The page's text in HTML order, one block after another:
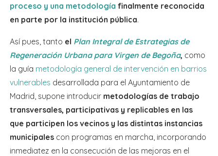
proceso y una metodología finalmente reconocida
en parte por la institución pública.
Así pues, tanto el Plan Integral de Estrategias de
Regeneración Urbana para Virgen de Begoña, como
la guía metodología general de intervención en barrios
vulnerables desarrollada para el Ayuntamiento de
Madrid, supone introducir metodologías de trabajo
transversales, participativas y replicables en las
que participen los vecinos y las distintas instancias
municipales con programas en marcha, incorporando
inmediatez en la consecución de las mejoras en el